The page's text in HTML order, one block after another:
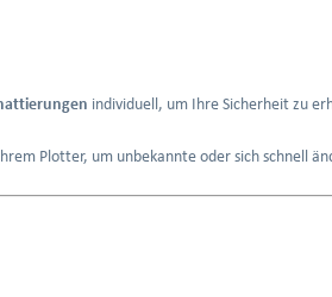
individuell, um Ihre Sicherheit zu
Plotter, um unbekannte oder sich schnell